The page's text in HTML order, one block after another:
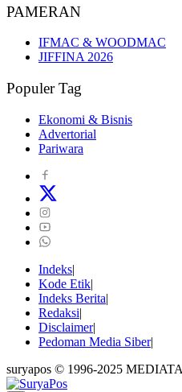
PAMERAN
IFMAC & WOODMAC
JIFFINA 2026
Populer Tag
Ekonomi & Bisnis
Advertorial
Pariwara
Indeks
Kode Etik
Indeks Berita
Redaksi
Disclaimer
Pedoman Media Siber
suryapos © 1996-2025